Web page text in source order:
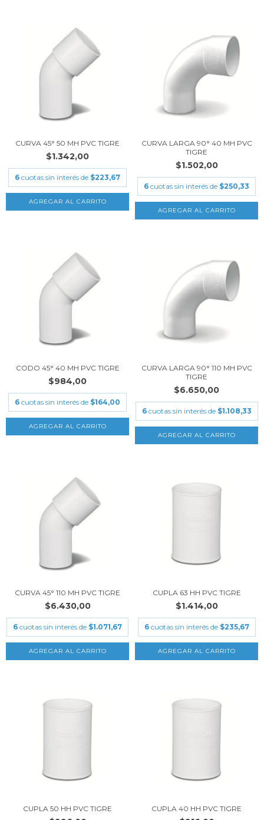
CURVA 45° 50 MH PVC TIGRE
$1.342,00
6 cuotas sin interés de $223,67
CURVA LARGA 90° 40 MH PVC
TIGRE
$1.502,00
6 cuotas sin interés de $250,33
CODO 45° 40 MH PVC TIGRE
$984,00
6 cuotas sin interés de $164,00
CURVA LARGA 90° 110 MH PVC
TIGRE
$6.650,00
6 cuotas sin interés de $1.108,33
CURVA 45° 110 MH PVC TIGRE
$6.430,00
6 cuotas sin interés de $1.071,67
CUPLA 63 HH PVC TIGRE
$1.414,00
6 cuotas sin interés de $235,67
CUPLA 50 HH PVC TIGRE CUPLA 40 HH PVC TIGRE